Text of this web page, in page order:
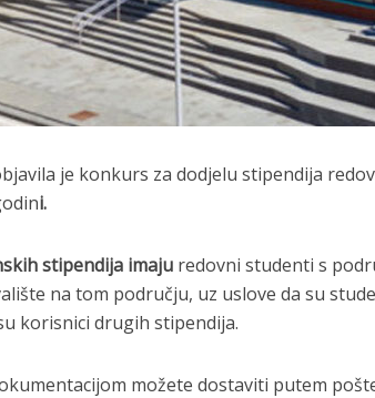
je konkurs za dodjelu stipendija
i.
stipendija imaju redovni studenti s
na tom području, uz uslove da su
korisnici drugih stipendija.
možete dostaviti putem